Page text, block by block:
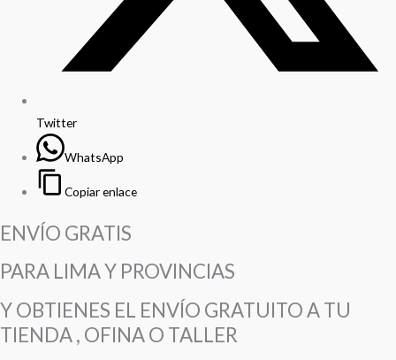
Twitter
WhatsApp
Copiar enlace
ENVÍO GRATIS
PARA LIMA Y PROVINCIAS
Y OBTIENES EL ENVÍO GRATUITO A TU
TIENDA , OFINA O TALLER